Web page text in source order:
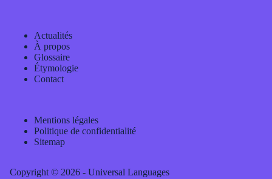
Actualités
À propos
Glossaire
Étymologie
Contact
Mentions légales
Politique de confidentialité
Sitemap
Copyright © 2026 - Universal Languages